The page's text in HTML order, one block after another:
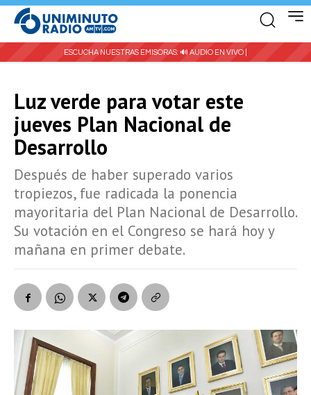
ESCUCHA NUESTRAS EMISORAS: 🔊 AUDIO EN VIVO |
Luz verde para votar este
jueves Plan Nacional de
Desarrollo
Después de haber superado varios
tropiezos, fue radicada la ponencia
mayoritaria del Plan Nacional de Desarrollo.
Su votación en el Congreso se hará hoy y
mañana en primer debate.